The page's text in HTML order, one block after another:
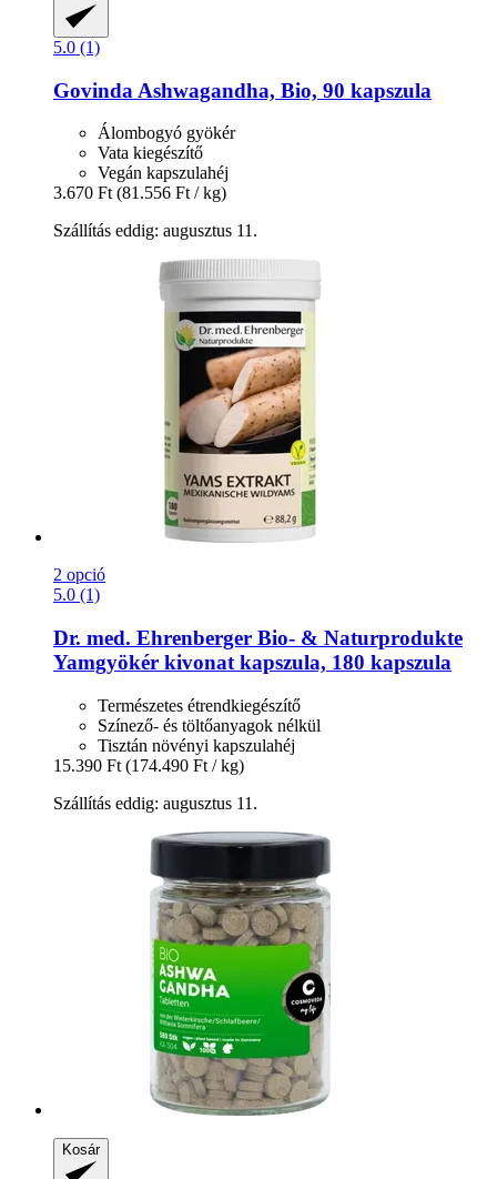
5.0 (1)
Govinda Ashwagandha, Bio, 90 kapszula
Álombogyó gyökér
Vata kiegészítő
Vegán kapszulahéj
3.670 Ft (81.556 Ft / kg)
Szállítás eddig: augusztus 11.
2 opció
5.0 (1)
Dr. med. Ehrenberger Bio- & Naturprodukte
Yamgyökér kivonat kapszula, 180 kapszula
Természetes étrendkiegészítő
Színező- és töltőanyagok nélkül
Tisztán növényi kapszulahéj
15.390 Ft (174.490 Ft / kg)
Szállítás eddig: augusztus 11.
Kosár